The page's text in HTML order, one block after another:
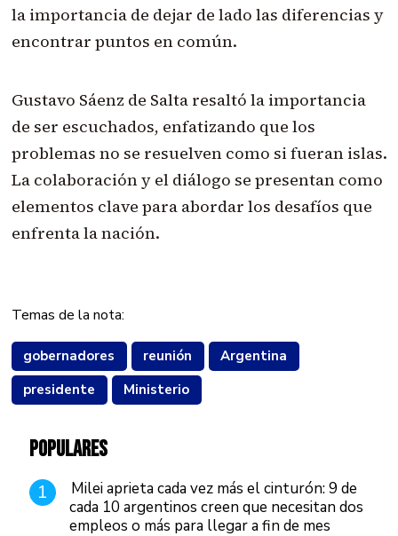
la importancia de dejar de lado las diferencias y
encontrar puntos en común.
Gustavo Sáenz de Salta resaltó la importancia
de ser escuchados, enfatizando que los
problemas no se resuelven como si fueran islas.
La colaboración y el diálogo se presentan como
elementos clave para abordar los desafíos que
enfrenta la nación.
Temas de la nota:
gobernadores reunión
Argentina
presidente
Ministerio
POPULARES
1
Milei aprieta cada vez más el cinturón: 9 de
cada 10 argentinos creen que necesitan dos
empleos o más para llegar a fin de mes